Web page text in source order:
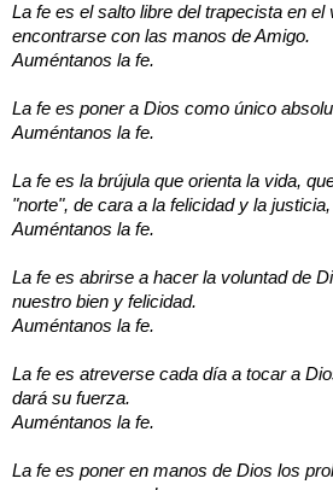
La fe es el salto libre del trapecista en el
encontrarse con las manos de Amigo.
Auméntanos la fe.
La fe es poner a Dios como único
Auméntanos la fe.
La fe es la brújula que orienta la vida,
"norte", de cara a la felicidad y la
Auméntanos la fe.
La fe es abrirse a hacer la voluntad de
nuestro bien y felicidad.
Auméntanos la fe.
La fe es atreverse cada día a tocar a
dará su fuerza.
Auméntanos la fe.
La fe es poner en manos de Dios los